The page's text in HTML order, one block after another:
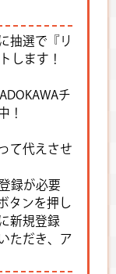
抽選で『リ
します！
チ
！
て代えさせ
録が必要
タンを押し
新規登録
ただき、ア